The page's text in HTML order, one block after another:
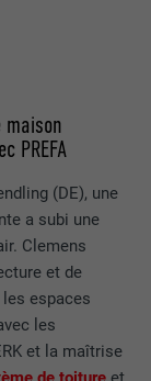
PREFA
(DE), une
a subi une
Clemens
et de
espaces
les
et la maîtrise